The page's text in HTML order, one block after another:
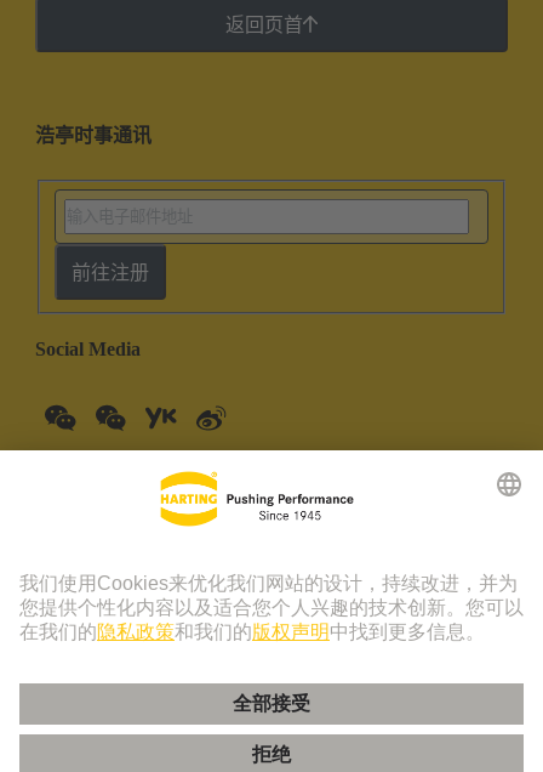
返回页首
浩亭时事通讯
前往注册
Social Media
© 浩亭技术集团 | 浩亭 (珠海) 制造有限公司 珠海市创新四路19
3510室 联系电话：+86 21 3418 9758， +86 400 176 1166
版本说明隐私政策Cookie 政策Cookie 设置隐私政策 - 友盟+